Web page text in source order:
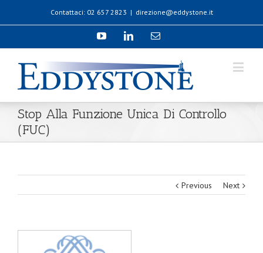
Contattaci: 02 657 2823 | direzione@eddystone.it
Stop Alla Funzione Unica Di Controllo
(FUC)
Previous Next